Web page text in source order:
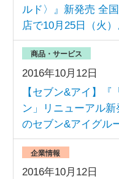
ルド〉』新発売 全
店で10月25日（火
2016年10月12日
商品・サービス
【セブン&アイ】
ン」リニューアル
のセブン&アイグル
2016年10月12日
企業情報